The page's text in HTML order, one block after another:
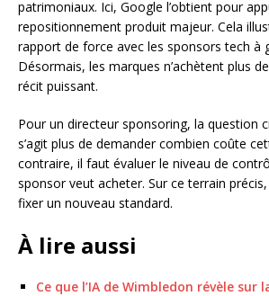
patrimoniaux. Ici, Google l’obtient pour
repositionnement produit majeur. Cela
rapport de force avec les sponsors tech à
Désormais, les marques n’achètent plus
récit puissant.
Pour un directeur sponsoring, la question
s’agit plus de demander combien coûte
contraire, il faut évaluer le niveau de
sponsor veut acheter. Sur ce terrain
fixer un nouveau standard.
À lire aussi
Ce que l’IA de Wimbledon révèle sur